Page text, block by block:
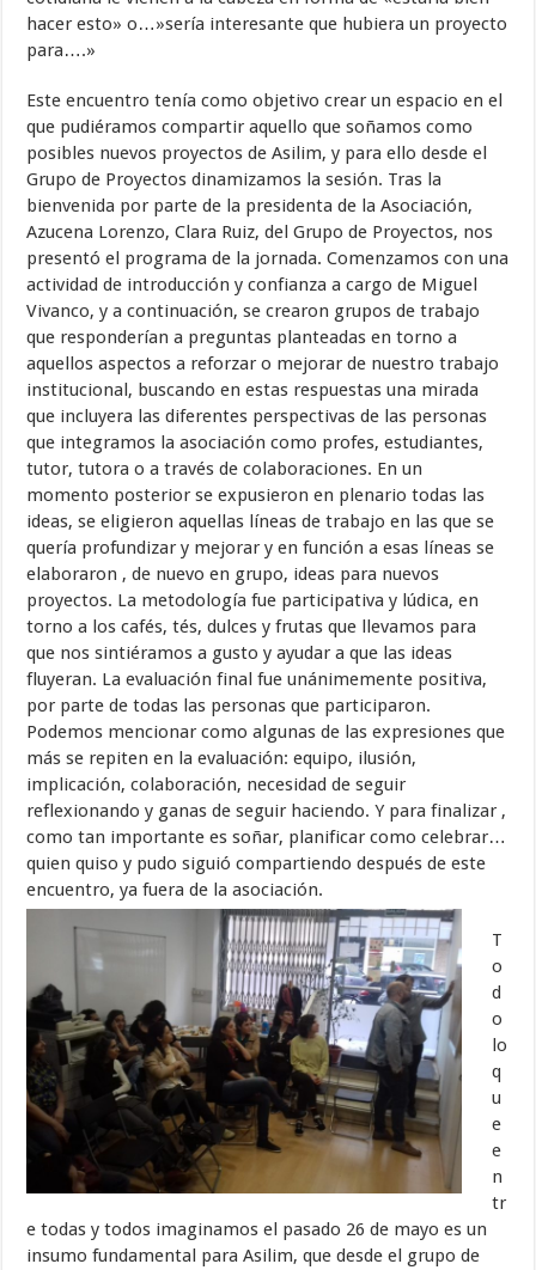
hacer esto» o…»sería interesante que hubiera un proyecto
para….»
Este encuentro tenía como objetivo crear un espacio en el
que pudiéramos compartir aquello que soñamos como
posibles nuevos proyectos de Asilim, y para ello desde el
Grupo de Proyectos dinamizamos la sesión. Tras la
bienvenida por parte de la presidenta de la Asociación,
Azucena Lorenzo, Clara Ruiz, del Grupo de Proyectos, nos
presentó el programa de la jornada. Comenzamos con una
actividad de introducción y confianza a cargo de Miguel
Vivanco, y a continuación, se crearon grupos de trabajo
que responderían a preguntas planteadas en torno a
aquellos aspectos a reforzar o mejorar de nuestro trabajo
institucional, buscando en estas respuestas una mirada
que incluyera las diferentes perspectivas de las personas
que integramos la asociación como profes, estudiantes,
tutor, tutora o a través de colaboraciones. En un
momento posterior se expusieron en plenario todas las
ideas, se eligieron aquellas líneas de trabajo en las que se
quería profundizar y mejorar y en función a esas líneas se
elaboraron , de nuevo en grupo, ideas para nuevos
proyectos. La metodología fue participativa y lúdica, en
torno a los cafés, tés, dulces y frutas que llevamos para
que nos sintiéramos a gusto y ayudar a que las ideas
fluyeran. La evaluación final fue unánimemente positiva,
por parte de todas las personas que participaron.
Podemos mencionar como algunas de las expresiones que
más se repiten en la evaluación: equipo, ilusión,
implicación, colaboración, necesidad de seguir
reflexionando y ganas de seguir haciendo. Y para finalizar ,
como tan importante es soñar, planificar como celebrar…
quien quiso y pudo siguió compartiendo después de este
encuentro, ya fuera de la asociación.
T
o
d
o
lo
q
u
e
e
n
tr
e todas y todos imaginamos el pasado 26 de mayo es un
insumo fundamental para Asilim, que desde el grupo de